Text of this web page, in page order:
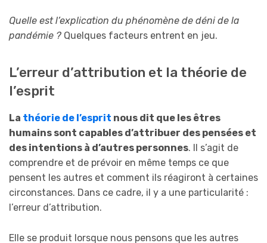
Quelle est l’explication du phénomène de déni de la
pandémie ? Quelques facteurs entrent en jeu.
L’erreur d’attribution et la théorie de
l’esprit
La théorie de l’esprit nous dit que les êtres
humains sont capables d’attribuer des pensées et
des intentions à d’autres personnes. Il s’agit de
comprendre et de prévoir en même temps ce que
pensent les autres et comment ils réagiront à certaines
circonstances. Dans ce cadre, il y a une particularité :
l’erreur d’attribution.
Elle se produit lorsque nous pensons que les autres